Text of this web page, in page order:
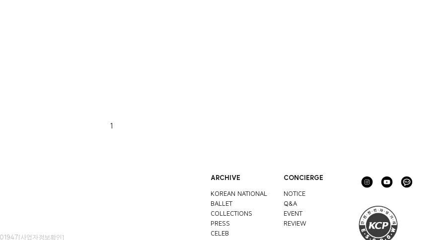
1
[사업자정보확인]
ARCHIVE
KOREAN NATIONAL
BALLET
COLLECTIONS
PRESS
CELEB
CONCIERGE
NOTICE
Q&A
EVENT
REVIEW